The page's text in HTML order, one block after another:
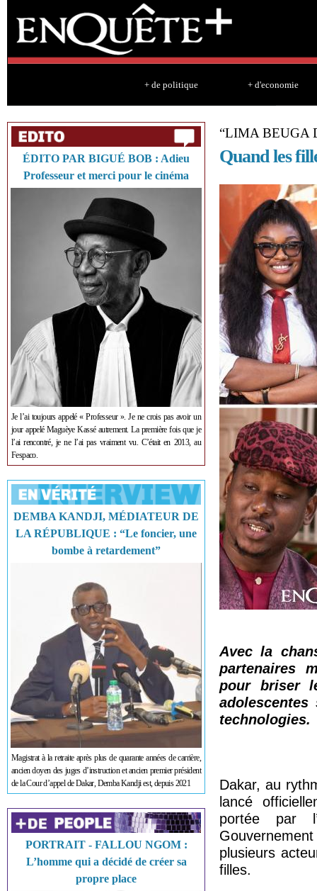
+ de politique + d'economie
ÉDITO PAR BIGUÉ BOB : Adieu
Professeur et merci pour le cinéma
Je l’ai toujours appelé « Professeur ». Je ne crois pas avoir un
jour appelé Maguèye Kassé autrement. La première fois que je
l’ai rencontré, je ne l’ai pas vraiment vu. C’était en 2013, au
Fespaco.
DEMBA KANDJI, MÉDIATEUR DE
LA RÉPUBLIQUE : “Le foncier, une
bombe à retardement”
Magistrat à la retraite après plus de quarante années de carrière,
ancien doyen des juges d’instruction et ancien premier président
de la Cour d’appel de Dakar, Demba Kandji est, depuis 2021
PORTRAIT - FALLOU NGOM :
L’homme qui a décidé de créer sa
propre place
“LIMA BEUGA
Quand les
Avec la
partenaires
pour briser
technologies.
Dakar, au
lancé
portée par
plusieurs
filles.